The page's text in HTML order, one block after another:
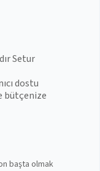
Setur
dostu
bütçenize
başta olmak